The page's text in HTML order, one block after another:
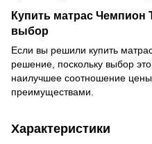
Купить матрас Чемпион
выбор
Если вы решили купить
решение, поскольку выбор
наилучшее соотношение цены
преимуществами.
Характеристики